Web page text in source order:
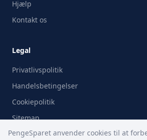
Hjælp
Kontakt os
Legal
Privatlivspolitik
Handelsbetingelser
Cookiepolitik
Sitemap
PengeSparet anvender cookies til at